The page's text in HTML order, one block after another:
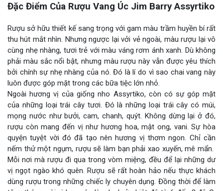
Đặc Điểm Của Rượu Vang Úc Jim Barry Assyrtiko
Rượu sở hữu thiết kế sang trọng với gam màu trầm huyền bí rất
thu hút mắt nhìn. Nhưng ngược lại vởi vẻ ngoài, màu rượu lại vô
cùng nhẹ nhàng, tươi trẻ với màu váng rơm ánh xanh. Dù không
phải màu sắc nổi bật, nhưng màu rượu này vẫn được yêu thích
bởi chính sự nhẹ nhàng của nó. Đó là lí do vì sao chai vang này
luôn được góp mặt trong các bữa tiệc lớn nhỏ.
Ngoài hương vị của giống nho Assyrtiko, còn có sự góp mặt
của những loại trái cây tươi. Đó là những loại trái cây có múi,
mọng nước như bưởi, cam, chanh, quýt. Không dừng lại ở đó,
rượu còn mang đến vị như hương hoa, mật ong, vani. Sự hòa
quyện tuyệt vời đó đã tạo nên hương vị thơm ngon. Chỉ cần
nếm thử một ngụm, rượu sẽ làm bạn phải xao xuyến, mê mẩn.
Mỗi nơi mà rượu đi qua trong vòm miệng, đều để lại những dư
vị ngọt ngào khó quên. Rượu sẽ rất hoàn hảo nếu thực khách
dùng rượu trong những chiếc ly chuyên dụng. Đồng thời để làm